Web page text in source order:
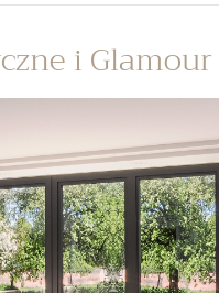
i Glamour